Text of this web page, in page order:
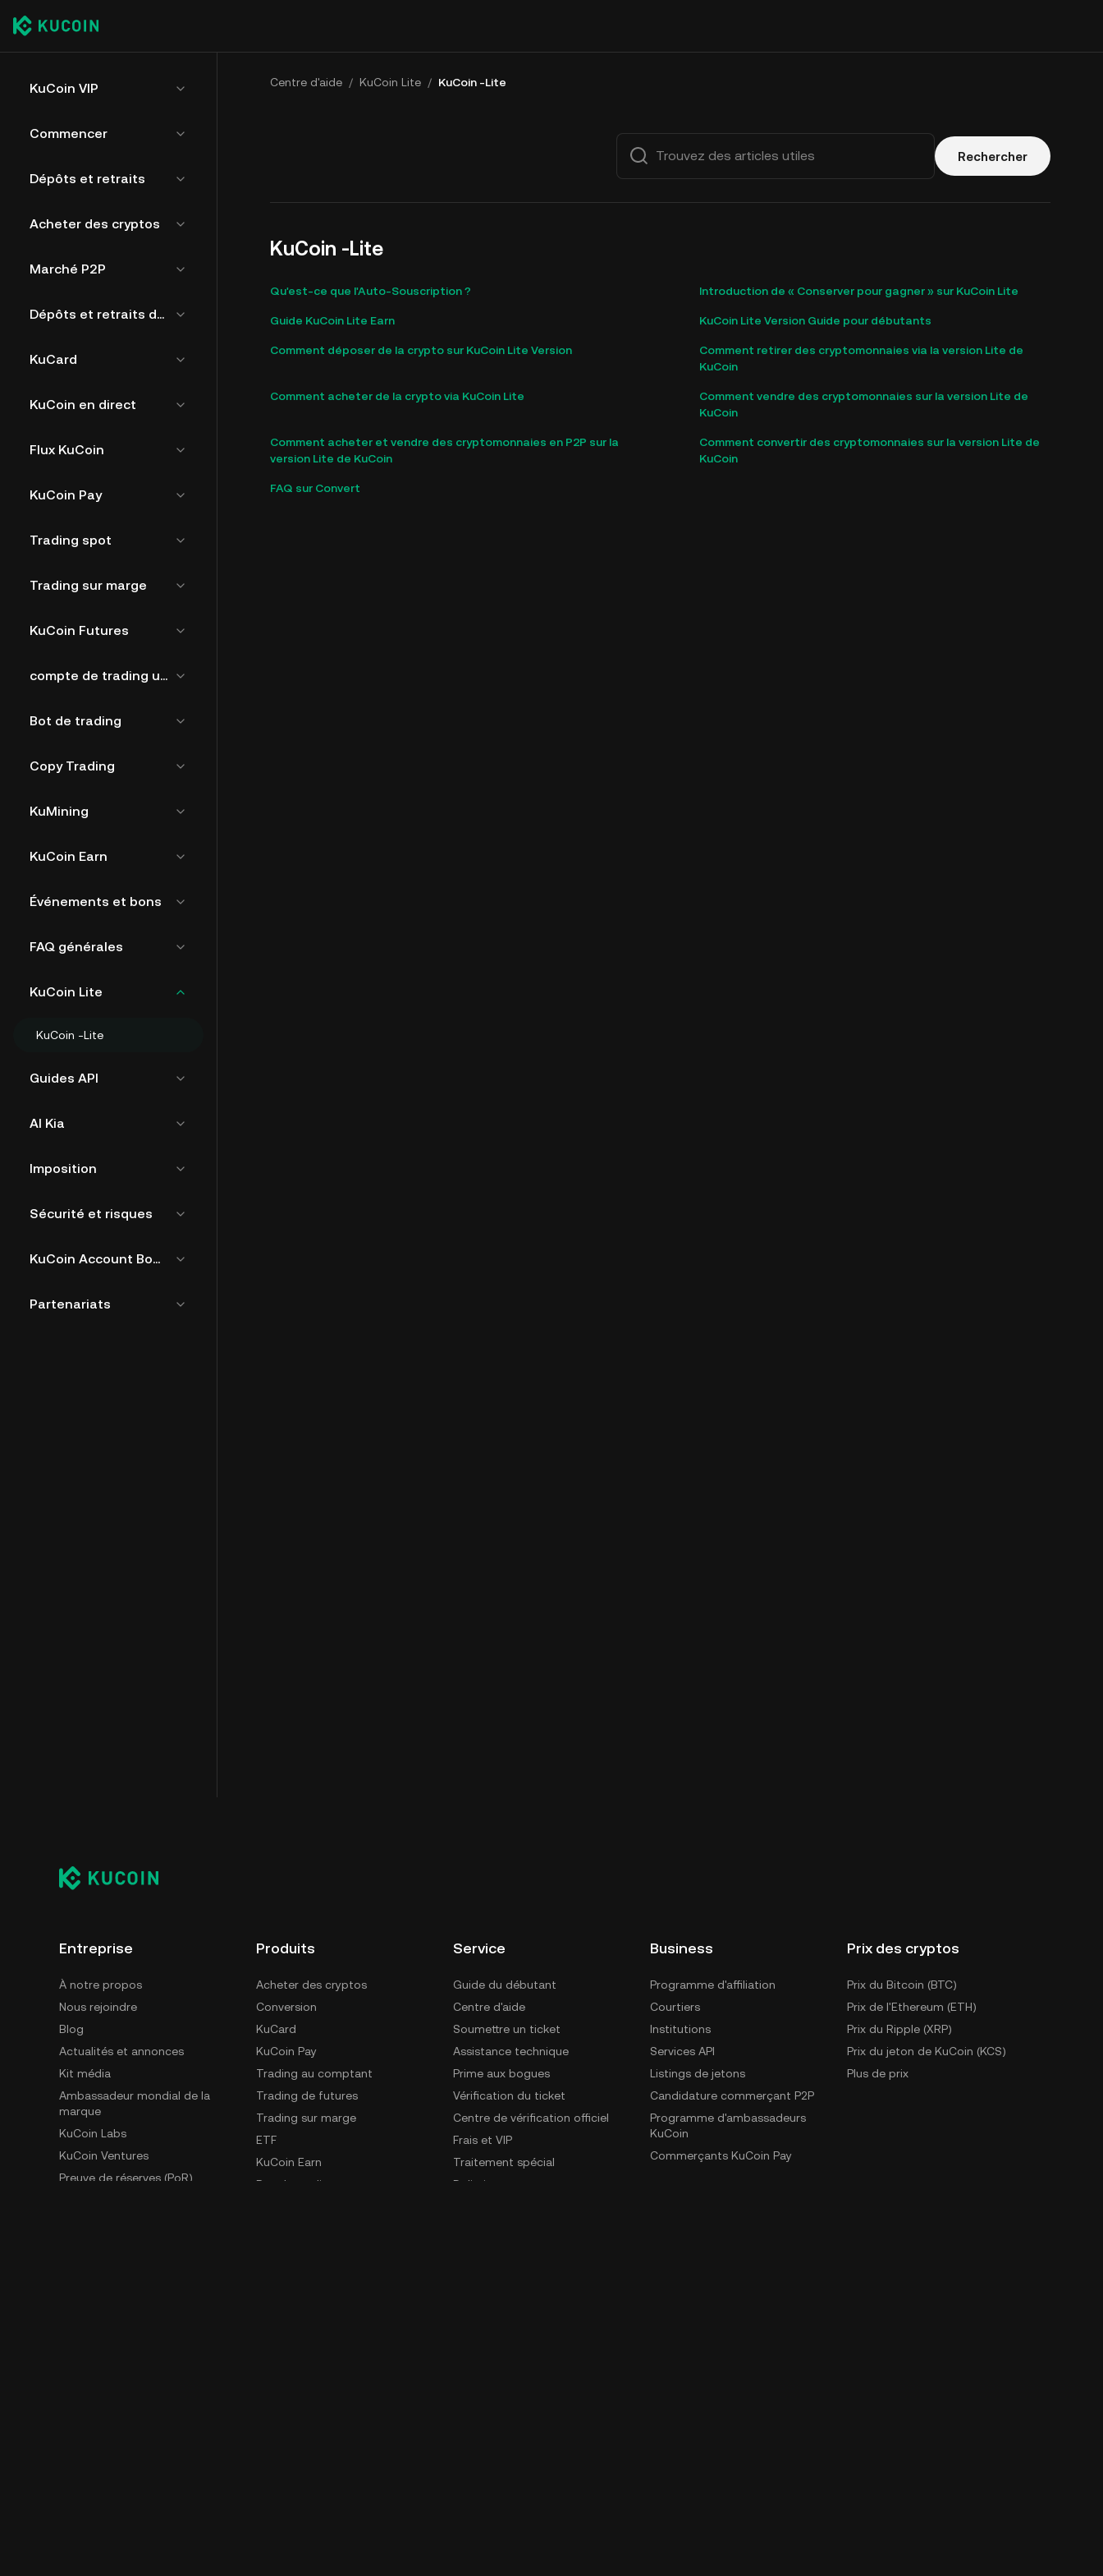
KuCoin VIP
Commencer
Dépôts et retraits
Acheter des cryptos
Marché P2P
Dépôts et retraits de fiat
KuCard
KuCoin en direct
Flux KuCoin
KuCoin Pay
Trading spot
Trading sur marge
KuCoin Futures
compte de trading unifié
Bot de trading
Copy Trading
KuMining
KuCoin Earn
Événements et bons
FAQ générales
KuCoin Lite
KuCoin -Lite
Guides API
AI Kia
Imposition
Sécurité et risques
KuCoin Account Bound Token
Partenariats
Centre d'aide / KuCoin Lite / KuCoin -Lite
Rechercher
KuCoin -Lite
Qu'est-ce que l'Auto-Souscription ? Introduction de « Conserver pour gagner » sur KuCoin Lite
Guide KuCoin Lite Earn KuCoin Lite Version Guide pour débutants
Comment déposer de la crypto sur KuCoin Lite Version
Comment retirer des cryptomonnaies via la version Lite de
KuCoin
Comment acheter de la crypto via KuCoin Lite
Comment vendre des cryptomonnaies sur la version Lite de
KuCoin
Comment acheter et vendre des cryptomonnaies en P2P sur la
version Lite de KuCoin
Comment convertir des cryptomonnaies sur la version Lite de
KuCoin
FAQ sur Convert
Entreprise
À notre propos
Nous rejoindre
Blog
Actualités et annonces
Kit média
Ambassadeur mondial de la
marque
KuCoin Labs
KuCoin Ventures
Preuve de réserves (PoR)
Produits
Acheter des cryptos
Conversion
KuCard
KuCoin Pay
Trading au comptant
Trading de futures
Trading sur marge
ETF
KuCoin Earn
Bot de trading
Service
Guide du débutant
Centre d'aide
Soumettre un ticket
Assistance technique
Prime aux bogues
Vérification du ticket
Centre de vérification officiel
Frais et VIP
Traitement spécial
Delistings
Business
Programme d'affiliation
Courtiers
Institutions
Services API
Listings de jetons
Candidature commerçant P2P
Programme d'ambassadeurs
KuCoin
Commerçants KuCoin Pay
Prix des cryptos
Prix du Bitcoin (BTC)
Prix de l'Ethereum (ETH)
Prix du Ripple (XRP)
Prix du jeton de KuCoin (KCS)
Plus de prix